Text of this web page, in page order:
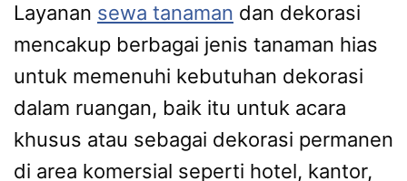
Layanan sewa tanaman dan dekorasi
mencakup berbagai jenis tanaman hias
untuk memenuhi kebutuhan dekorasi
dalam ruangan, baik itu untuk acara
khusus atau sebagai dekorasi permanen
di area komersial seperti hotel, kantor,